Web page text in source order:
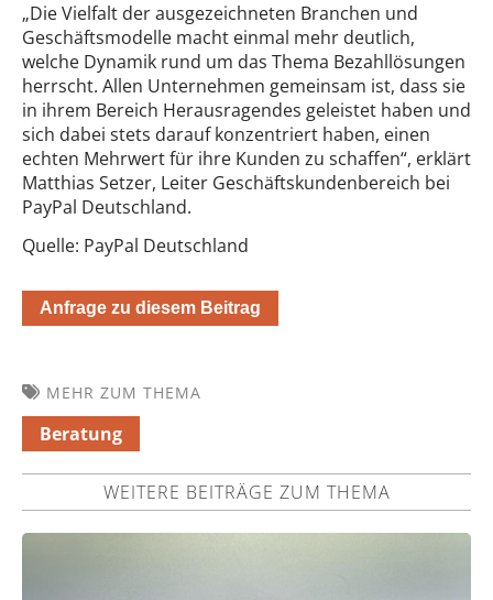
„Die Vielfalt der ausgezeichneten Branchen und
Geschäftsmodelle macht einmal mehr deutlich,
welche Dynamik rund um das Thema Bezahllösungen
herrscht. Allen Unternehmen gemeinsam ist, dass sie
in ihrem Bereich Herausragendes geleistet haben und
sich dabei stets darauf konzentriert haben, einen
echten Mehrwert für ihre Kunden zu schaffen“, erklärt
Matthias Setzer, Leiter Geschäftskundenbereich bei
PayPal Deutschland.
Quelle: PayPal Deutschland
Anfrage zu diesem Beitrag
MEHR ZUM THEMA
Beratung
WEITERE BEITRÄGE ZUM THEMA